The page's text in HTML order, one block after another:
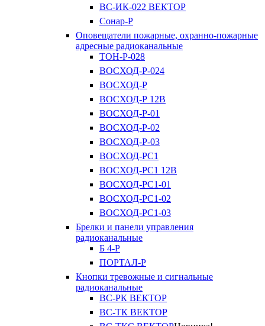
ВС-ИК-022 ВЕКТОР
Сонар-Р
Оповещатели пожарные, охранно-пожарные
адресные радиоканальные
ТОН-Р-028
ВОСХОД-Р-024
ВОСХОД-Р
ВОСХОД-Р 12В
ВОСХОД-Р-01
ВОСХОД-Р-02
ВОСХОД-Р-03
ВОСХОД-РС1
ВОСХОД-РС1 12В
ВОСХОД-РС1-01
ВОСХОД-РС1-02
ВОСХОД-РС1-03
Брелки и панели управления
радиоканальные
Б 4-Р
ПОРТАЛ-Р
Кнопки тревожные и сигнальные
радиоканальные
ВС-РК ВЕКТОР
ВС-ТК ВЕКТОР